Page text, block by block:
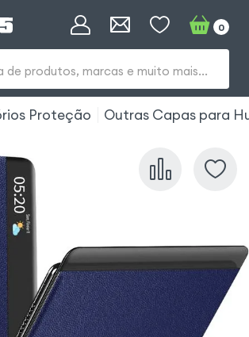
de produtos, marcas e muito mais...
0
Proteção Outras Capas para